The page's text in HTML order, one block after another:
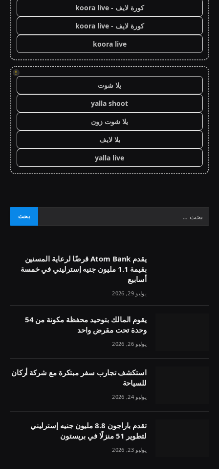
كورة لايف - koora live
كورة لايف - koora live
koora live
!
يلا شوت
yalla shoot
يلا شوت زون
يلا لايف
yalla live
يقدم Atom Bank قرضًا لرعاية المسنين
بقيمة 1.1 مليون جنيه إسترليني في خمسة
أسابيع
يوليو 29, 2026
يقوم المالك بتوحيد محفظة مكونة من 54
وحدة تحت مقرض واحد
يوليو 26, 2026
استكشف تجارب سفر مبتكرة مع شركة أركان
للسياحة
يوليو 24, 2026
تقدم باراجون 8.8 مليون جنيه إسترليني
لتطوير 51 منزلًا في بريستون
يوليو 23, 2026